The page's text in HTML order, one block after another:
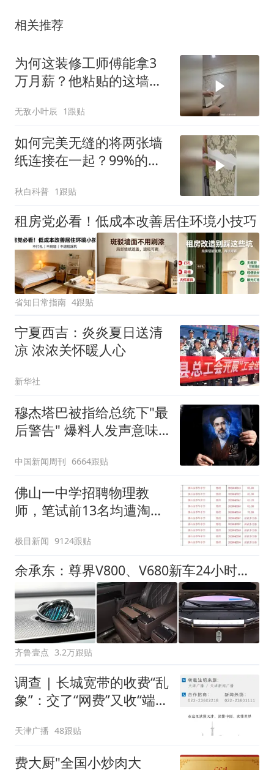
相关推荐
为何这装修工师傅能拿3
万月薪？他粘贴的这墙纸
无敌小叶辰 1跟贴
如何完美无缝的将两张墙
纸连接在一起？99%的师
秋白科普 1跟贴
租房党必看！低成本改善居住环境小技巧
省知日常指南 4跟贴
宁夏西吉：炎炎夏日送清
凉 浓浓关怀暖人心
新华社
穆杰塔巴被指给总统下"最
后警告" 爆料人发声意味
中国新闻周刊 6664跟贴
佛山一中学招聘物理教
师，笔试前13名均遭淘
聘，成立调查组全面核查
极目新闻 9124跟贴
余承东：尊界V800、V680新车24小时大定突破3500台
齐鲁壹点 3.2万跟贴
调查 | 长城宽带的收费“乱
象”：交了“网费”又收“端口
可延长到2037年
天津广播 48跟贴
费大厨"全国小炒肉大